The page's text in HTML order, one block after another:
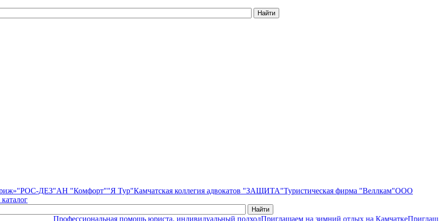
"РОС-ДЕЗ"АН "Комфорт""Я Тур"Камчатская коллегия адвокатов "ЗАЩИТА"Туристическая фирма "Веллкам"ООО
Профессиональная помощь юриста, индивидуальный подходПриглашаем на зимний отдых на КамчаткеПриглашаем